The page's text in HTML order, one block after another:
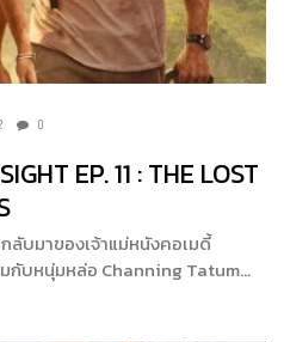
0
EP. 11 : THE LOST
ลับมาของเจ้าแม่หนังคอเมดี้
กับหนุ่มหล่อ Channing Tatum…